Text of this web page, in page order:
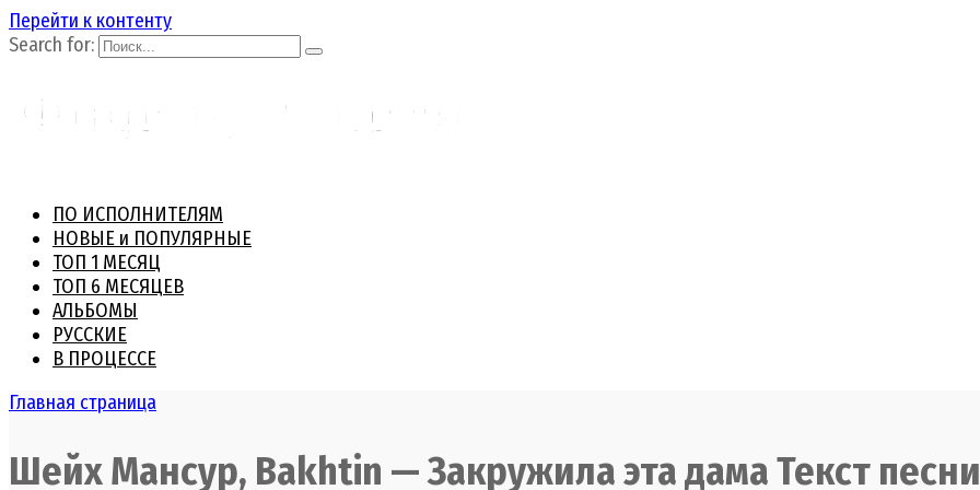
Перейти к контенту
Search for:
ПО ИСПОЛНИТЕЛЯМ
НОВЫЕ и ПОПУЛЯРНЫЕ
ТОП 1 МЕСЯЦ
ТОП 6 МЕСЯЦЕВ
АЛЬБОМЫ
РУССКИЕ
В ПРОЦЕССЕ
Главная страница
Шейх Мансур, Bakhtin — Закружила эта дама Текст песни